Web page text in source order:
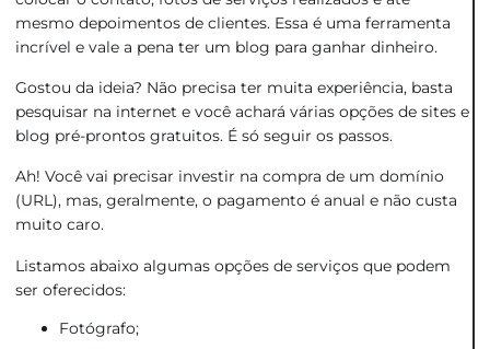
mesmo depoimentos de clientes. Essa é uma ferramenta
incrível e vale a pena ter um blog para ganhar dinheiro.
Gostou da ideia? Não precisa ter muita experiência, basta
pesquisar na internet e você achará várias opções de sites e
blog pré-prontos gratuitos. É só seguir os passos.
Ah! Você vai precisar investir na compra de um domínio
(URL), mas, geralmente, o pagamento é anual e não custa
muito caro.
Listamos abaixo algumas opções de serviços que podem
ser oferecidos:
Fotógrafo;